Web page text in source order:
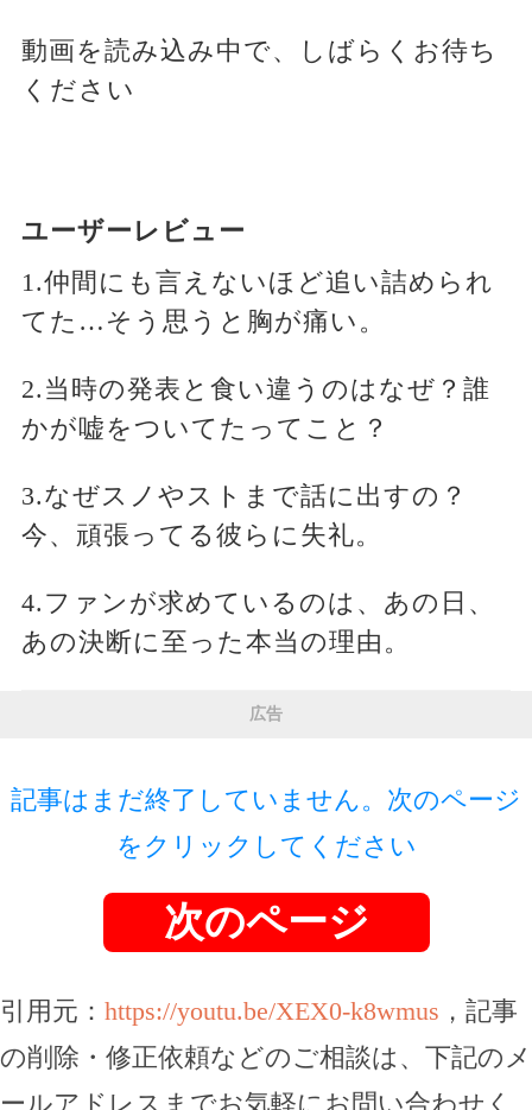
動画を読み込み中で、しばらくお待ち
ください
ユーザーレビュー
1.仲間にも言えないほど追い詰められ
てた…そう思うと胸が痛い。
2.当時の発表と食い違うのはなぜ？誰
かが嘘をついてたってこと？
3.なぜスノやストまで話に出すの？
今、頑張ってる彼らに失礼。
4.ファンが求めているのは、あの日、
あの決断に至った本当の理由。
広告
記事はまだ終了していません。次のページ
をクリックしてください
次のページ
引用元： https://youtu.be/XEX0-k8wmus ，記事
の削除・修正依頼などのご相談は、下記のメ
ールアドレスまでお気軽にお問い合わせく